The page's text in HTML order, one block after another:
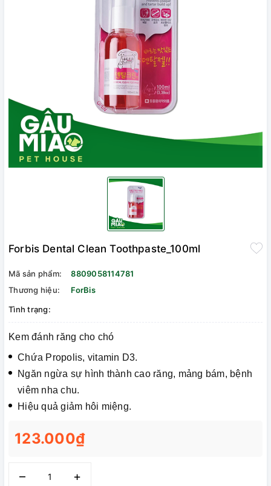
Forbis Dental Clean Toothpaste_100ml
Mã sản phẩm:
8809058114781
Thương hiệu:
ForBis
Tình trạng:
Kem đánh răng cho chó
Chứa Propolis, vitamin D3.
Ngăn ngừa sự hình thành cao răng, mảng bám, bệnh
viêm nha chu.
Hiệu quả giảm hôi miệng.
123.000₫
– +